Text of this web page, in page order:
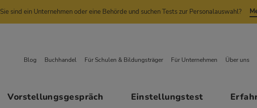
Sie sind ein Unternehmen oder eine Behörde und suchen Tests zur Personalauswahl?
Vorstellungsgespräch Einstellungstest
Blog Buchhandel Für Schulen & Bildungsträger Für Unternehmen Über uns